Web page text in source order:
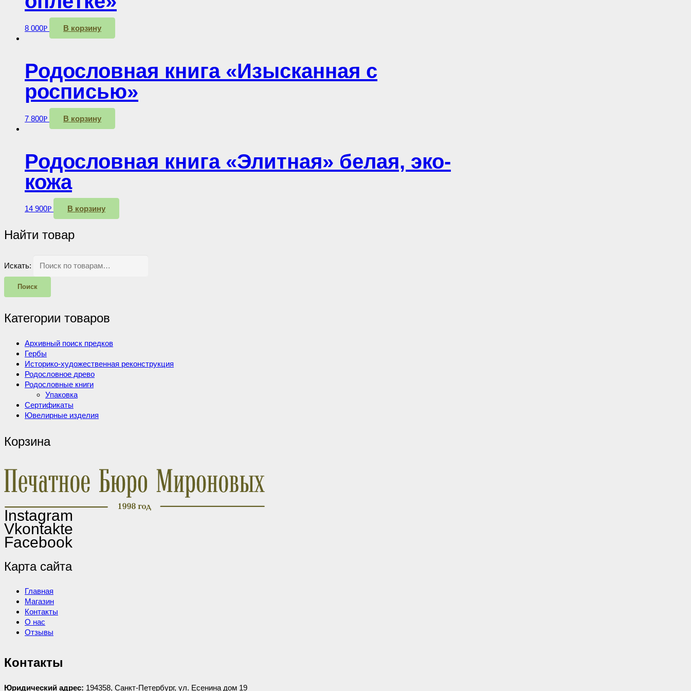
8 000Р В корзину
Родословная книга «Изысканная с
росписью»
7 800Р В корзину
Родословная книга «Элитная» белая, эко-
кожа
14 900Р В корзину
Найти товар
Искать:
Поиск
Категории товаров
Архивный поиск предков
Гербы
Историко-художественная реконструкция
Родословное древо
Родословные книги
Упаковка
Сертификаты
Ювелирные изделия
Корзина
Instagram
Vkontakte
Facebook
Карта сайта
Главная
Магазин
Контакты
О нас
Отзывы
Контакты
Юридический адрес: 194358, Санкт-Петербург, ул. Есенина дом 19